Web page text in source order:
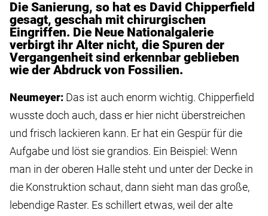
Die Sanierung, so hat es David Chipperfield
gesagt, geschah mit chirurgischen
Eingriffen. Die Neue Nationalgalerie
verbirgt ihr Alter nicht, die Spuren der
Vergangenheit sind erkennbar geblieben
wie der Abdruck von Fossilien.
Neumeyer: Das ist auch enorm wichtig. Chipperfield
wusste doch auch, dass er hier nicht überstreichen
und frisch lackieren kann. Er hat ein Gespür für die
Aufgabe und löst sie grandios. Ein Beispiel: Wenn
man in der oberen Halle steht und unter der Decke in
die Konstruktion schaut, dann sieht man das große,
lebendige Raster. Es schillert etwas, weil der alte